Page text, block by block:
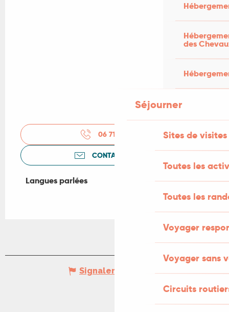
des
Séjourner
Sites de visites
Toutes les
Toutes les
Voyager
Voyager sans
Circuits
06 71 38 15
CONTACTEZ-NOUS
Langues parlées
Langues parlées
Signaler une erreur